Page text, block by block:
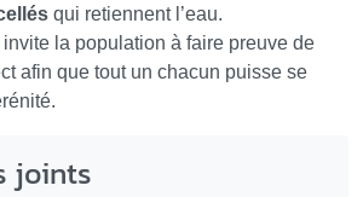
qui retiennent l’eau.
invite la population à faire preuve de
afin que tout un chacun puisse se
joints